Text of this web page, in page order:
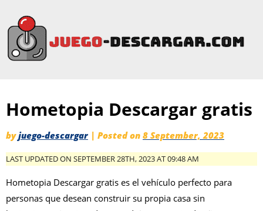
Hometopia Descargar gratis
byjuego-descargar | Posted on 8 September, 2023
LAST UPDATED ON SEPTEMBER 28TH, 2023 AT 09:48 AM
Hometopia Descargar gratis es el vehículo perfecto para
personas que desean construir su propia casa sin